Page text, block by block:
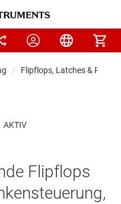
Flipflops, Latches &
Flipflops